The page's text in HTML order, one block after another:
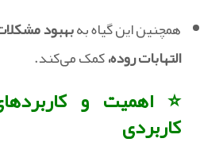
همچنین این گیاه بهبهبود
التهابات روده،کمک می‌کند.
⭐ اهمیت و
کاربردی